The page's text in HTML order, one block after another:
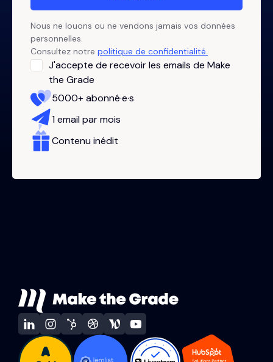
Nous ne louons ou ne vendons jamais vos données
personnelles.
Consultez notre politique de confidentialité.
J'accepte de recevoir les emails de Make
the Grade
5000+ abonné·e·s
1 email par mois
Contenu inédit